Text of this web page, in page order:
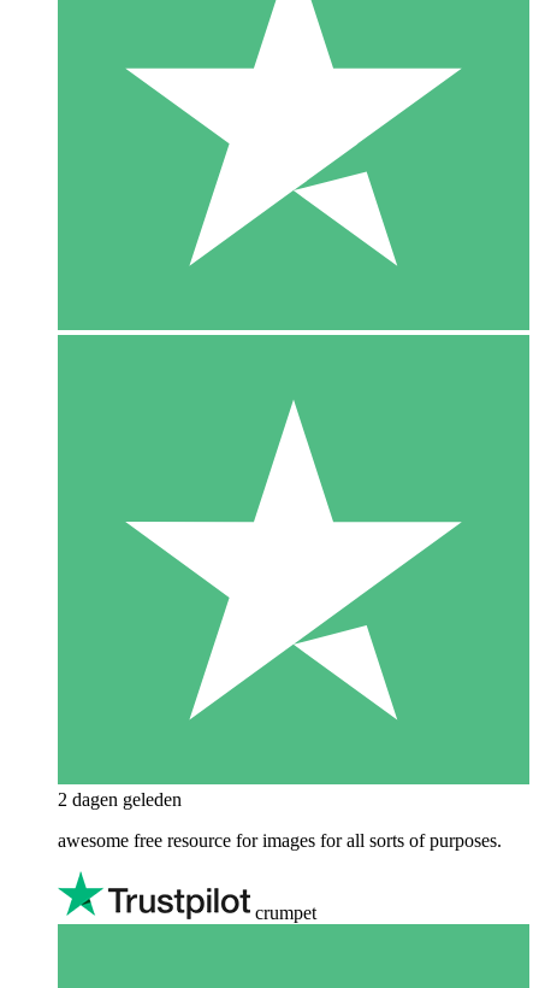
2 dagen geleden
awesome free resource for images for all sorts of purposes.
crumpet